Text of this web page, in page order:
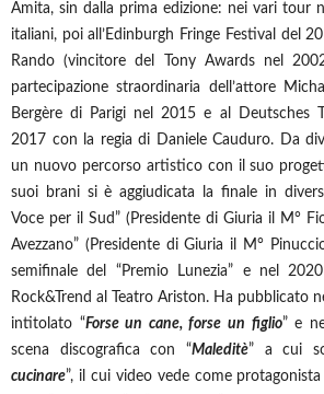
Amita, sin dalla prima edizione: nei vari tour
italiani, poi all’Edinburgh Fringe Festival del
Rando (vincitore del Tony Awards nel
partecipazione straordinaria dell’attore
Bergère di Parigi nel 2015 e al Deutsches
2017 con la regia di Daniele Cauduro. Da
un nuovo percorso artistico con il suo
suoi brani si è aggiudicata la finale in
Voce per il Sud” (Presidente di Giuria il M°
Avezzano” (Presidente di Giuria il M°
semifinale del “Premio Lunezia” e nel
Rock&Trend al Teatro Ariston. Ha pubblicato
intitolato “Forse un cane, forse un figlio” e
scena discografica con “Maleditè” a cui
cucinare”, il cui video vede come